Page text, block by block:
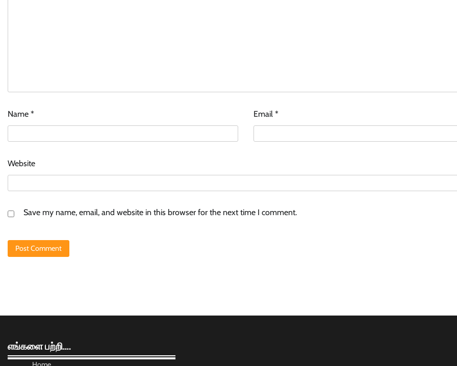
Name * Email*
Website
Save my name, email, and website in this browser for the next time I comment.
எங்களை பற்றி….